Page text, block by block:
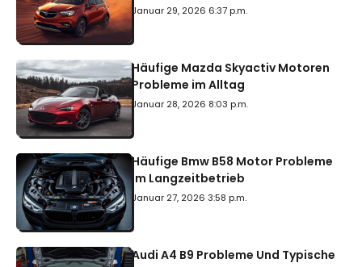
Januar 29, 2026 6:37 p.m.
Häufige Mazda Skyactiv Motoren
Probleme im Alltag
Januar 28, 2026 8:03 p.m.
Häufige Bmw B58 Motor Probleme
Im Langzeitbetrieb
Januar 27, 2026 3:58 p.m.
Audi A4 B9 Probleme Und Typische